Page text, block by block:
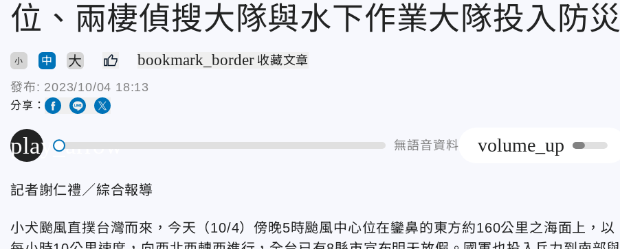
位、兩棲偵搜大隊與水下作業大隊投入防災
小 中 大 bookmark_border 收藏文章
發布: 2023/10/04 18:13
分享：
play_arrow 無語音資料 volume_up
記者謝仁禮／綜合報導
小犬颱風直撲台灣而來，今天（10/4）傍晚5時颱風中心位在鑾鼻的東方約160公里之海面上，以